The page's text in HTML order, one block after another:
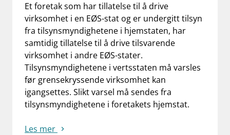
Et foretak som har tillatelse til å drive
virksomhet i en EØS-stat og er undergitt tilsyn
fra tilsynsmyndighetene i hjemstaten, har
samtidig tillatelse til å drive tilsvarende
virksomhet i andre EØS-stater.
Tilsynsmyndighetene i vertsstaten må varsles
før grensekryssende virksomhet kan
igangsettes. Slikt varsel må sendes fra
tilsynsmyndighetene i foretakets hjemstat.
Les mer